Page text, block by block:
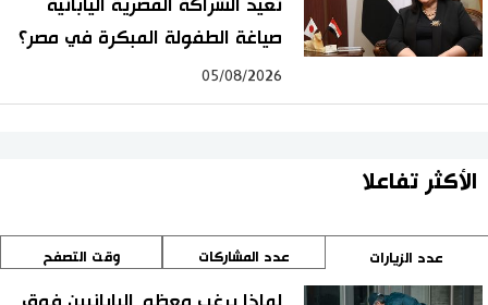
صياغة الطفولة المبكرة في مصر؟
05/08/2026
الأكثر تفاعلا
عدد الزيارات عدد المشاركات وقت التصفح